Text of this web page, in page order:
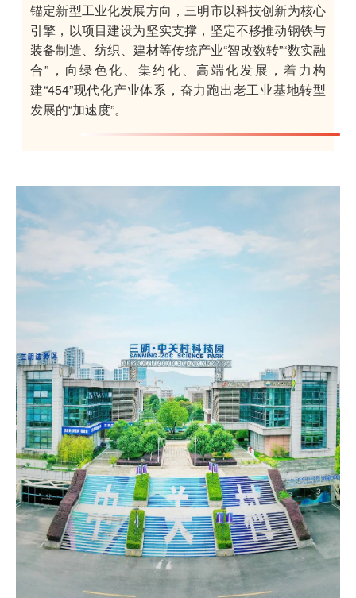
锚定新型工业化发展方向，三明市以科技创新为核心
引擎，以项目建设为坚实支撑，坚定不移推动钢铁与
装备制造、纺织、建材等传统产业“智改数转”“数实融
合”，向绿色化、集约化、高端化发展，着力构
建“454”现代化产业体系，奋力跑出老工业基地转型
发展的“加速度”。